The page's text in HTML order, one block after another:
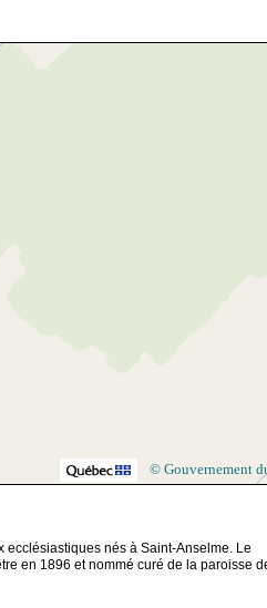
© Gouvernement
nés à Saint-Anselme. Le
en 1896 et nommé curé de la paroisse